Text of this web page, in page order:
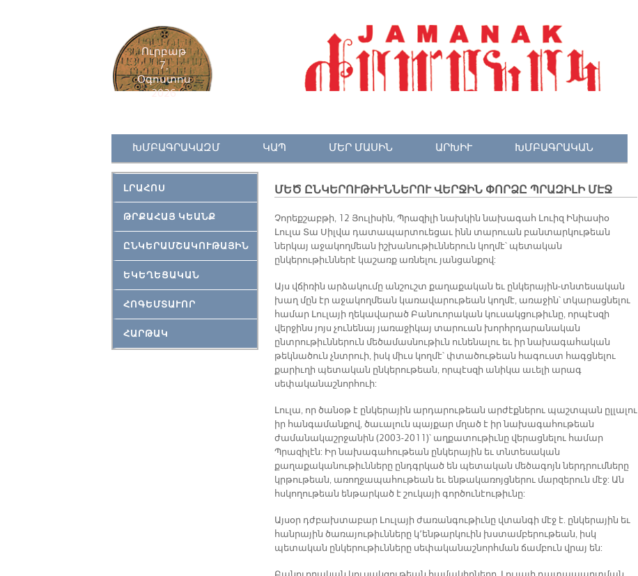
Ուրբաթ
7,
Օգոստոս
2026
ԽՄԲԱԳՐԱԿԱԶՄ ԿԱՊ ՄԵՐ ՄԱՍԻՆ ԱՐԽԻՒ ԽՄԲԱԳՐԱԿԱՆ
ԼՐԱՀՈՍ
ԹՐՔԱՀԱՅ ԿԵԱՆՔ
ԸՆԿԵՐԱՄՇԱԿՈՒԹԱՅԻՆ
ԵԿԵՂԵՑԱԿԱՆ
ՀՈԳԵՄՏԱՒՈՐ
ՀԱՐԹԱԿ
ՄԵԾ ԸՆ­ԿԵ­ՐՈՒ­ԹԻՒՆ­ՆԵ­ՐՈՒ ՎԵՐ­ՋԻՆ ՓՈՐ­ՁԸ ՊՐԱ­ԶԻ­ԼԻ ՄԷՋ
Չորեքշաբթի, 12 Յուլիսին, Պրազիլի նախկին նախագահ Լուիզ Ինիասիօ
Լուլա Տա Սիլվա դատապարտուեցաւ ինն տարուան բանտարկութեան
ներկայ աջակողմեան իշխանութիւններուն կողմէ՝ պետական
ընկերութիւններէ կաշառք առնելու յանցանքով:
Այս վճիռին արձակումը անշուշտ քաղաքական եւ ընկերային-տնտեսական
խաղ մըն էր աջակողմեան կառավարութեան կողմէ, առաջին՝ տկարացնելու
համար Լուլայի ղեկավարած Բանուորական կուսակցութիւնը, որպէսզի
վերջինս յոյս չունենայ յառաջիկայ տարուան խորհրդարանական
ընտրութիւններուն մեծամասնութիւն ունենալու եւ իր նախագահական
թեկնածուն չնտրուի, իսկ միւս կողմէ՝ փտածութեան հագուստ հագցնելու
քարիւղի պետական ընկերութեան, որպէսզի անիկա աւելի արագ
սեփականաշնորհուի:
Լուլա, որ ծանօթ է ընկերային արդարութեան արժէքներու պաշտպան ըլլալու
իր հանգամանքով, ծաւալուն պայքար մղած է իր նախագահութեան
ժամանակաշրջանին (2003-2011)՝ աղքատութիւնը վերացնելու համար
Պրազիլէն: Իր նախագահութեան ընկերային եւ տնտեսական
քաղաքականութիւնները ընդգրկած են պետական մեծագոյն ներդրումները
կրթութեան, առողջապահութեան եւ ենթակառոյցներու մարզերուն մէջ: Ան
հսկողութեան ենթարկած է շուկայի գործունէութիւնը:
Այսօր դժբախտաբար Լուլայի ժառանգութիւնը վտանգի մէջ է. ընկերային եւ
հանրային ծառայութիւնները կ՚ենթարկուին խստամբերութեան, իսկ
պետական ընկերութիւնները սեփականաշնորհման ճամբուն վրայ են: